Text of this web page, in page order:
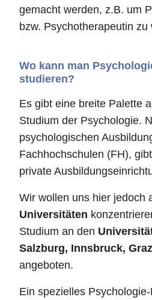
gemacht werden, z.B. um
bzw. Psychotherapeutin zu
Wo kann man
studieren?
Es gibt eine breite Palette
Studium der Psychologie.
psychologischen
Fachhochschulen (FH),
private
Wir wollen uns hier jedoch
Universitäten
Studium an den
Salzburg, Innsbruck,
angeboten.
Ein spezielles